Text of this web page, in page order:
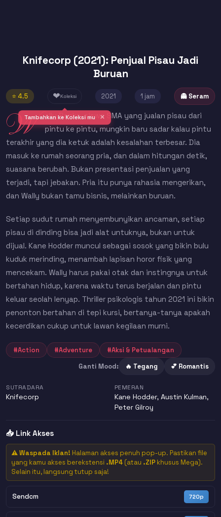
Knifecorp (2021): Penjual Pisau Jadi
Buruan
⭐ 4.5 ❤Koleksi
Tambahkan ke Koleksi mu ✕
2021 1 jam 👻 Seram
W
ally Banks, siswa SMA yang jualan pisau dari
pintu ke pintu, mungkin baru sadar kalau pintu
terakhir yang dia ketuk adalah kesalahan terbesar. Dia
masuk ke rumah seorang pria, dan dalam hitungan detik,
suasana berubah. Bukan presentasi penjualan yang
terjadi, tapi jebakan. Pria itu punya rahasia mengerikan,
dan Wally bukan tamu bisnis, melainkan buruan.
Setiap sudut rumah menyembunyikan ancaman, setiap
pisau di dinding bisa jadi alat untuknya, bukan untuk
dijual. Kane Hodder muncul sebagai sosok yang bikin bulu
kuduk merinding, menambah lapisan horor fisik yang
mencekam. Wally harus pakai otak dan instingnya untuk
bertahan hidup, karena waktu terus berjalan dan pintu
keluar seolah lenyap. Thriller psikologis tahun 2021 ini bikin
penonton bertahan di tepi kursi, bertanya-tanya apakah
kecerdikan cukup untuk lawan kegilaan murni.
#Action #Adventure
#Aksi & Petualangan
Ganti Mood:
🔥 Tegang 💕 Romantis
SUTRADARA
Knifecorp
PEMERAN
Kane Hodder, Austin Kulman,
Peter Gilroy
📥 Link Akses
⚠️Waspada Iklan! Halaman akses penuh pop-up. Pastikan file
yang kamu akses berekstensi .MP4 (atau .ZIP khusus Mega).
Selain itu, langsung tutup saja!
Sendcm 720p